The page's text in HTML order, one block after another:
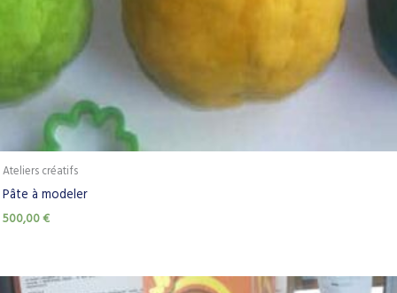
Ateliers créatifs
Pâte à modeler
500,00€